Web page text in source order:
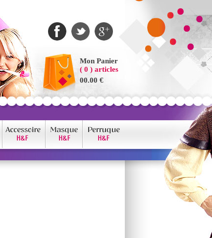
Mon Panier
( 0 ) articles
00.00 €